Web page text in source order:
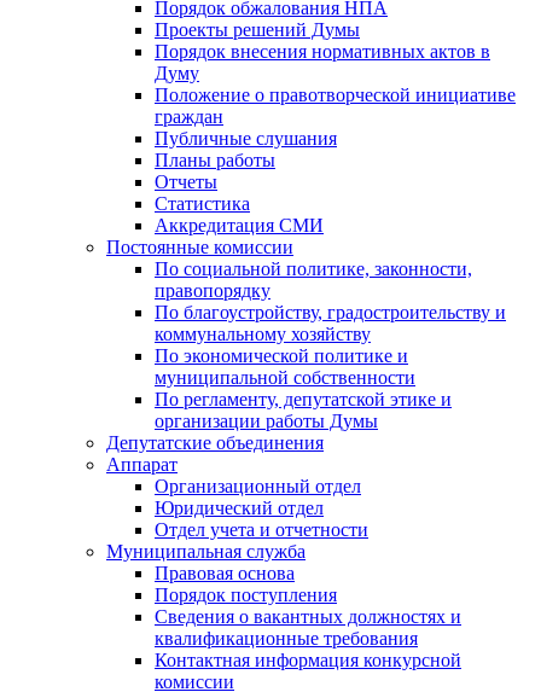
Порядок обжалования НПА
Проекты решений Думы
Порядок внесения нормативных актов в
Думу
Положение о правотворческой инициативе
граждан
Публичные слушания
Планы работы
Отчеты
Статистика
Аккредитация СМИ
Постоянные комиссии
По социальной политике, законности,
правопорядку
По благоустройству, градостроительству и
коммунальному хозяйству
По экономической политике и
муниципальной собственности
По регламенту, депутатской этике и
организации работы Думы
Депутатские объединения
Аппарат
Организационный отдел
Юридический отдел
Отдел учета и отчетности
Муниципальная служба
Правовая основа
Порядок поступления
Сведения о вакантных должностях и
квалификационные требования
Контактная информация конкурсной
комиссии